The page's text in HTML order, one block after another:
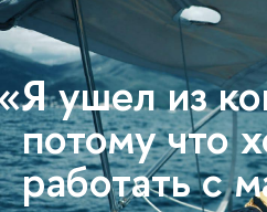
ушел из
потому что
работать с